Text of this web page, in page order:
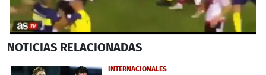
seconds
2
NOTICIAS RELACIONADAS
INTERNACIONALES